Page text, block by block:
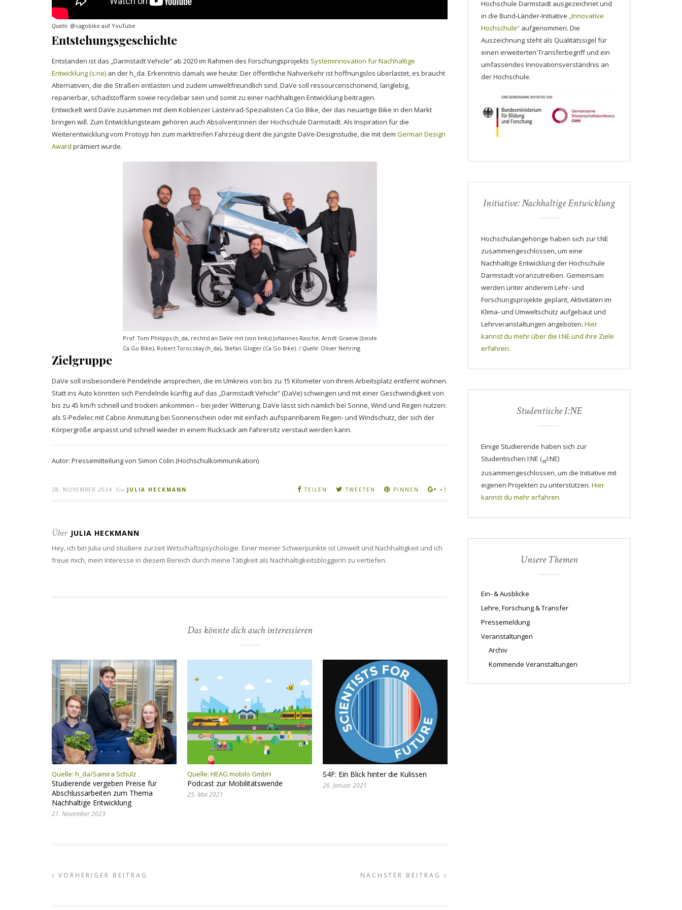
Quelle: @cagobike auf YouTube
Entstehungsgeschichte
Entstanden ist das „Darmstadt Vehicle“ ab 2020 im Rahmen des Forschungsprojekts Systeminnovation für Nachhaltige
Entwicklung (s:ne) an der h_da. Erkenntnis damals wie heute: Der öffentliche Nahverkehr ist hoffnungslos überlastet, es braucht
Alternativen, die die Straßen entlasten und zudem umweltfreundlich sind. DaVe soll ressourcenschonend, langlebig,
reparierbar, schadstoffarm sowie recyclebar sein und somit zu einer nachhaltigen Entwicklung beitragen.
Entwickelt wird DaVe zusammen mit dem Koblenzer Lastenrad-Spezialisten Ca Go Bike, der das neuartige Bike in den Markt
bringen will. Zum Entwicklungsteam gehören auch Absolvent:innen der Hochschule Darmstadt. Als Inspiration für die
Weiterentwicklung vom Protoyp hin zum marktreifen Fahrzeug dient die jüngste DaVe-Designstudie, die mit dem German Design
Award prämiert wurde.
Prof. Tom Philipps (h_da, rechts) an DaVe mit (von links) Johannes Rasche, Arndt Graeve (beide
Ca Go Bike), Robert Toroczkay (h_da), Stefan Gloger (Ca Go Bike). / Quelle: Oliver Nehring
Zielgruppe
DaVe soll insbesondere Pendelnde ansprechen, die im Umkreis von bis zu 15 Kilometer von ihrem Arbeitsplatz entfernt wohnen.
Statt ins Auto könnten sich Pendelnde künftig auf das „Darmstadt Vehicle“ (DaVe) schwingen und mit einer Geschwindigkeit von
bis zu 45 km/h schnell und trocken ankommen – bei jeder Witterung. DaVe lässt sich nämlich bei Sonne, Wind und Regen nutzen:
als S-Pedelec mit Cabrio Anmutung bei Sonnenschein oder mit einfach aufspannbarem Regen- und Windschutz, der sich der
Körpergröße anpasst und schnell wieder in einem Rucksack am Fahrersitz verstaut werden kann.
Autor: Pressemitteilung von Simon Colin (Hochschulkommunikation)
28. NOVEMBER 2024 Von JULIA HECKMANN TEILEN TWEETEN PINNEN +1
Über JULIA HECKMANN
Hey, ich bin Julia und studiere zurzeit Wirtschaftspsychologie. Einer meiner Schwerpunkte ist Umwelt und Nachhaltigkeit und ich
freue mich, mein Interesse in diesem Bereich durch meine Tätigkeit als Nachhaltigkeitsbloggerin zu vertiefen.
Das könnte dich auch interessieren
Quelle: h_da/Samira Schulz
Studierende vergeben Preise für
Abschlussarbeiten zum Thema
Nachhaltige Entwicklung
21. November 2023
Quelle: HEAG mobilo GmbH
Podcast zur Mobilitätswende
25. Mai 2021
S4F: Ein Blick hinter die Kulissen
26. Januar 2021
VORHERIGER BEITRAG NÄCHSTER BEITRAG
Hochschule Darmstadt ausgezeichnet und
in die Bund-Länder-Initiative „Innovative
Hochschule“ aufgenommen. Die
Auszeichnung steht als Qualitätssigel für
einen erweiterten Transferbegriff und ein
umfassendes Innovationsverständnis an
der Hochschule.
Initiative: Nachhaltige Entwicklung
Hochschulangehörige haben sich zur I:NE
zusammengeschlossen, um eine
Nachhaltige Entwicklung der Hochschule
Darmstadt voranzutreiben. Gemeinsam
werden unter anderem Lehr- und
Forschungsprojekte geplant, Aktivitäten im
Klima- und Umweltschutz aufgebaut und
Lehrveranstaltungen angeboten. Hier
kannst du mehr über die I:NE und ihre Ziele
erfahren.
Studentische I:NE
Einige Studierende haben sich zur
Studentischen I:NE (stI:NE)
zusammengeschlossen, um die Initiative mit
eigenen Projekten zu unterstützen. Hier
kannst du mehr erfahren.
Unsere Themen
Ein- & Ausblicke
Lehre, Forschung & Transfer
Pressemeldung
Veranstaltungen
Archiv
Kommende Veranstaltungen